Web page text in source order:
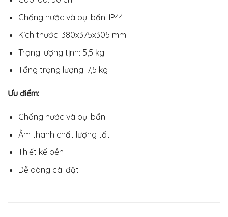
Chống nước và bụi bẩn: IP44
Kích thước: 380x375x305 mm
Trọng lượng tịnh: 5,5 kg
Tổng trọng lượng: 7,5 kg
Ưu điểm:
Chống nước và bụi bẩn
Âm thanh chất lượng tốt
Thiết kế bền
Dễ dàng cài đặt